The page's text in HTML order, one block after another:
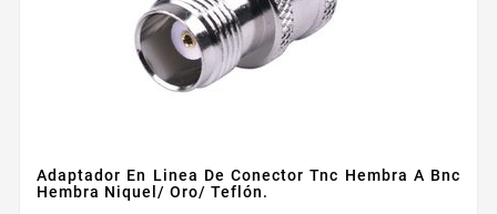
Adaptador En Linea De Conector Tnc Hembra A Bnc
Hembra Niquel/ Oro/ Teflón.